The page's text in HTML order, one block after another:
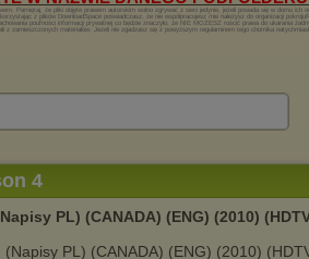
4
PL) (CANADA) (ENG) (2010)